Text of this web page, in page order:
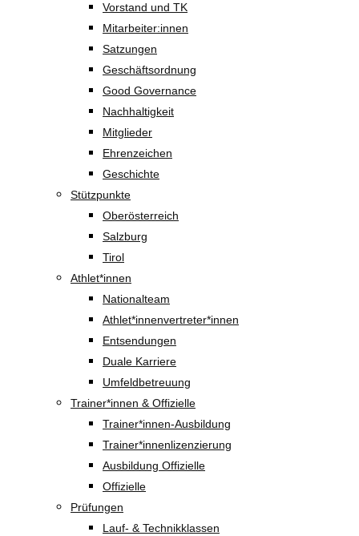
Vorstand und TK
Mitarbeiter:innen
Satzungen
Geschäftsordnung
Good Governance
Nachhaltigkeit
Mitglieder
Ehrenzeichen
Geschichte
Stützpunkte
Oberösterreich
Salzburg
Tirol
Athlet*innen
Nationalteam
Athlet*innenvertreter*innen
Entsendungen
Duale Karriere
Umfeldbetreuung
Trainer*innen & Offizielle
Trainer*innen-Ausbildung
Trainer*innenlizenzierung
Ausbildung Offizielle
Offizielle
Prüfungen
Lauf- & Technikklassen